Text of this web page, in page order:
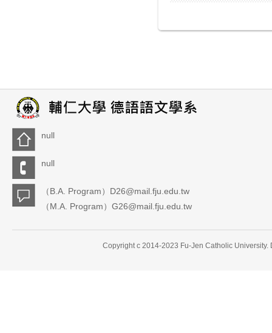
null
null
（B.A. Program）D26@mail.fju.edu.tw
（M.A. Program）G26@mail.fju.edu.tw
Copyright c 2014-2023 Fu-Jen Catholic